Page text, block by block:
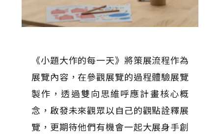
《小題大作的每一天》將策展流程作為
展覽內容，在參觀展覽的過程體驗展覽
製作，透過雙向思維呼應計畫核心概
念，啟發未來觀眾以自己的觀點詮釋展
覽，更期待他們有機會一起大展身手創